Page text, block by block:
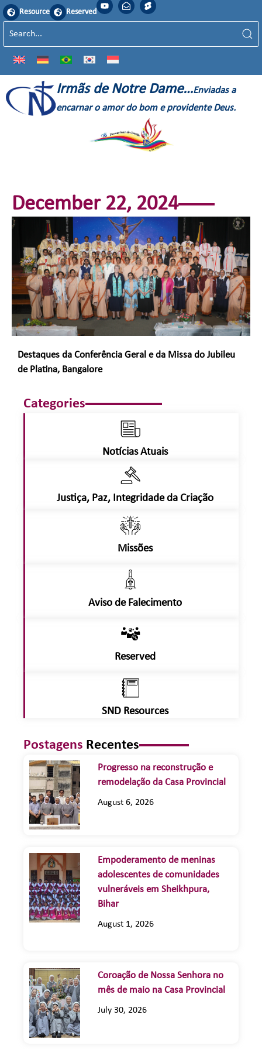
Resource Reserved
Irmãs de Notre Dame…Enviadas a
encarnar o amor do bom e providente Deus.
December 22, 2024
Destaques da Conferência Geral e da Missa do Jubileu
de Platina, Bangalore
Categories
Notícias Atuais
Justiça, Paz, Integridade da Criação
Missões
Aviso de Falecimento
Reserved
SND Resources
Postagens Recentes
Progresso na reconstrução e
remodelação da Casa Provincial
August 6, 2026
Empoderamento de meninas
adolescentes de comunidades
vulneráveis em Sheikhpura,
Bihar
August 1, 2026
Coroação de Nossa Senhora no
mês de maio na Casa Provincial
July 30, 2026